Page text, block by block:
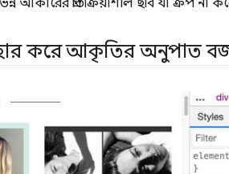
আকারের প্রতিক্রিয়াশীল ছবি যা ক্রপ না
করে আকৃতির অনুপাত